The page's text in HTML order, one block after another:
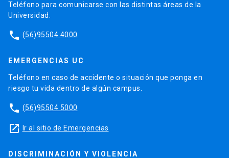
Teléfono para comunicarse con las distintas áreas de la
Universidad.
phone (56)95504 4000
EMERGENCIAS UC
Teléfono en caso de accidente o situación que ponga en
riesgo tu vida dentro de algún campus.
phone (56)95504 5000
launch Ir al sitio de Emergencias
DISCRIMINACIÓN Y VIOLENCIA